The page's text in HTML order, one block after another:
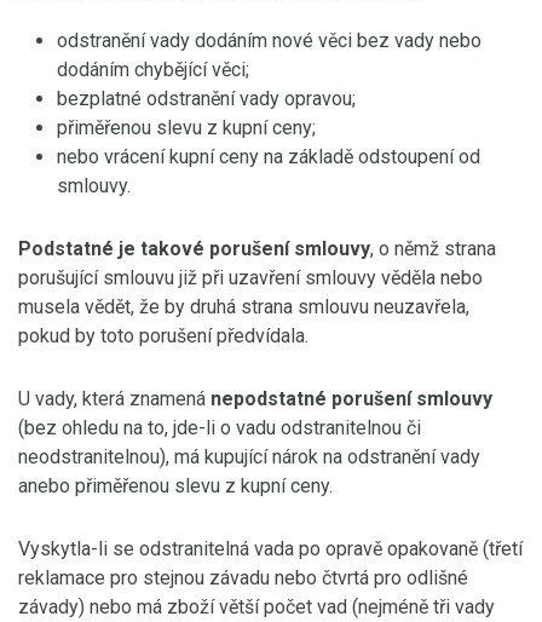
odstranění vady dodáním nové věci bez vady nebo
dodáním chybějící věci;
bezplatné odstranění vady opravou;
přiměřenou slevu z kupní ceny;
nebo vrácení kupní ceny na základě odstoupení od
smlouvy.
Podstatné je takové porušení smlouvy, o němž strana
porušující smlouvu již při uzavření smlouvy věděla nebo
musela vědět, že by druhá strana smlouvu neuzavřela,
pokud by toto porušení předvídala.
U vady, která znamená nepodstatné porušení smlouvy
(bez ohledu na to, jde-li o vadu odstranitelnou či
neodstranitelnou), má kupující nárok na odstranění vady
anebo přiměřenou slevu z kupní ceny.
Vyskytla-li se odstranitelná vada po opravě opakovaně (třetí
reklamace pro stejnou závadu nebo čtvrtá pro odlišné
závady) nebo má zboží větší počet vad (nejméně tři vady